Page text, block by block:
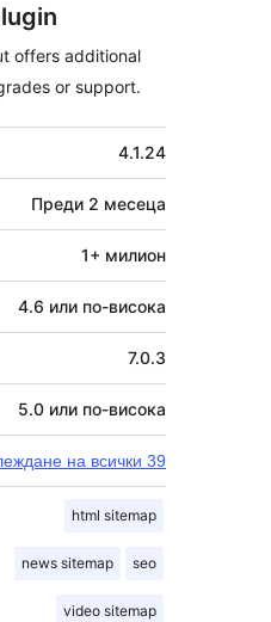
offers additional
or support.
4.1.24
Преди 2 месеца
1+ милион
4.6 или по-висока
7.0.3
5.0 или по-висока
на всички 39
html sitemap
news sitemap seo
video sitemap